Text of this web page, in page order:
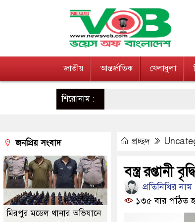
জাতীয় আন্তর্জাতিক খেলাধুলা
শিরোনাম :
প্রচ্ছদ
বস্ত্র রপ্তানী
প্রতিনিধির নাম
১৩৫ বার পঠিত
জনপ্রিয় সংবাদ
মিরপুর মডেল থানার অভিযানে